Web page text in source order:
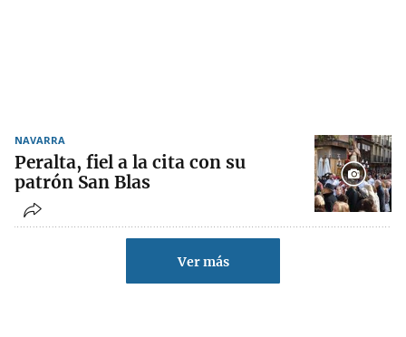
NAVARRA
Peralta, fiel a la cita con su
patrón San Blas
Ver más